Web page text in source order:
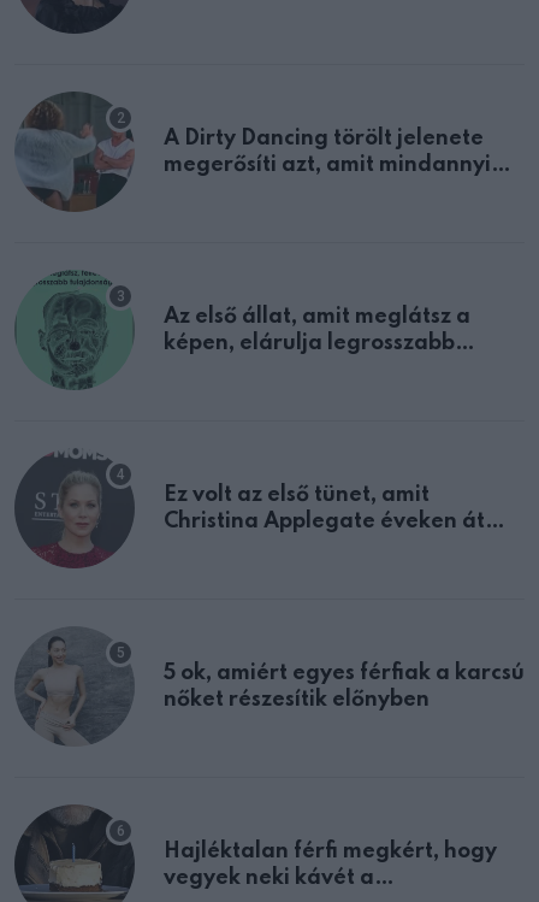
A Dirty Dancing törölt jelenete
megerősíti azt, amit mindannyian
Az első állat, amit meglátsz a
képen, elárulja legrosszabb
Ez volt az első tünet, amit
Christina Applegate éveken át
5 ok, amiért egyes férfiak a karcsú
nőket részesítik előnyben
Hajléktalan férfi megkért, hogy
vegyek neki kávét a